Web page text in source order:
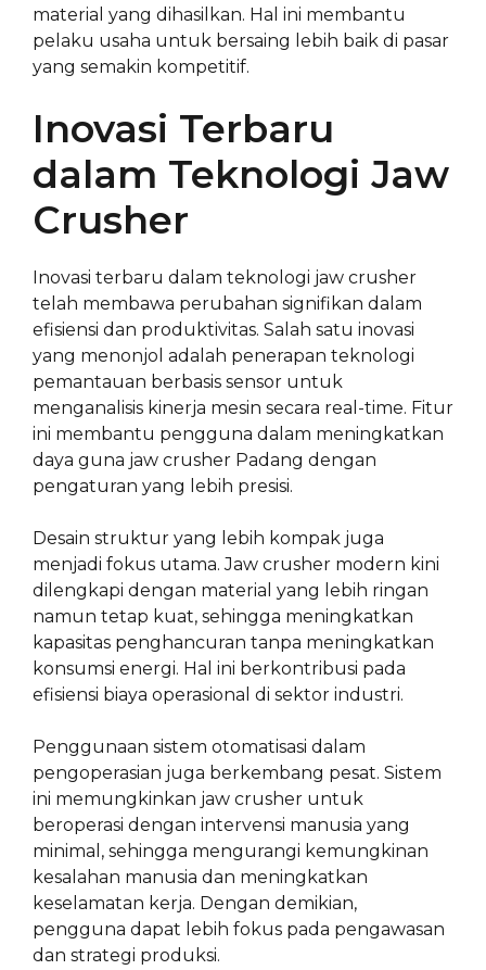
material yang dihasilkan. Hal ini membantu
pelaku usaha untuk bersaing lebih baik di pasar
yang semakin kompetitif.
Inovasi Terbaru
dalam Teknologi Jaw
Crusher
Inovasi terbaru dalam teknologi jaw crusher
telah membawa perubahan signifikan dalam
efisiensi dan produktivitas. Salah satu inovasi
yang menonjol adalah penerapan teknologi
pemantauan berbasis sensor untuk
menganalisis kinerja mesin secara real-time. Fitur
ini membantu pengguna dalam meningkatkan
daya guna jaw crusher Padang dengan
pengaturan yang lebih presisi.
Desain struktur yang lebih kompak juga
menjadi fokus utama. Jaw crusher modern kini
dilengkapi dengan material yang lebih ringan
namun tetap kuat, sehingga meningkatkan
kapasitas penghancuran tanpa meningkatkan
konsumsi energi. Hal ini berkontribusi pada
efisiensi biaya operasional di sektor industri.
Penggunaan sistem otomatisasi dalam
pengoperasian juga berkembang pesat. Sistem
ini memungkinkan jaw crusher untuk
beroperasi dengan intervensi manusia yang
minimal, sehingga mengurangi kemungkinan
kesalahan manusia dan meningkatkan
keselamatan kerja. Dengan demikian,
pengguna dapat lebih fokus pada pengawasan
dan strategi produksi.